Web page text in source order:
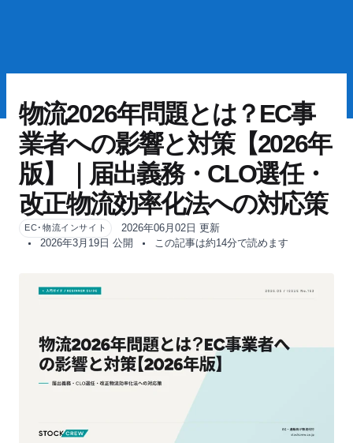
物流2026年問題とは？EC事
業者への影響と対策【2026年
版】｜届出義務・CLO選任・
改正物流効率化法への対応策
EC･物流インサイト
2026年06月02日 更新
2026年3月19日 公開
この記事は約14分で読めます